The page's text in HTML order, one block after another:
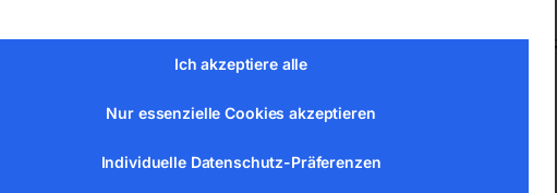
= optimal um Stolperfallen zu vermeiden
Absaugarme an Ventilatoren, stationären Geräten oder über eine
Ich akzeptiere alle
Nur essenzielle Cookies akzeptieren
Individuelle Datenschutz-Präferenzen